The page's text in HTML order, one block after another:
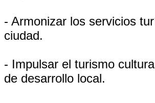
- Armonizar los servicios
ciudad.
- Impulsar el turismo
de desarrollo local.